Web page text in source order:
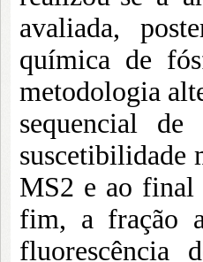
avaliada,
química de
metodologia
sequencial
suscetibilidade
MS2 e ao final
fim, a fração
fluorescência